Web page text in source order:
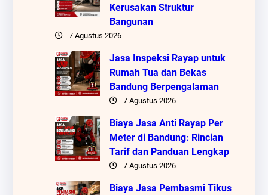
Kerusakan Struktur
Bangunan
7 Agustus 2026
Jasa Inspeksi Rayap untuk
Rumah Tua dan Bekas
Bandung Berpengalaman
7 Agustus 2026
Biaya Jasa Anti Rayap Per
Meter di Bandung: Rincian
Tarif dan Panduan Lengkap
7 Agustus 2026
Biaya Jasa Pembasmi Tikus